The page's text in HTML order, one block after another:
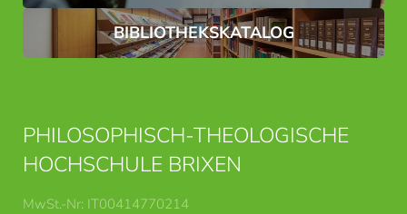
BIBLIOTHEKSKATALOG
PHILOSOPHISCH-THEOLOGISCHE
HOCHSCHULE BRIXEN
MwSt.-Nr: IT00414770214